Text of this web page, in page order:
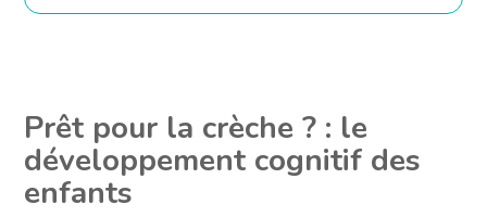
Prêt pour la crèche ? : le
développement cognitif des
enfants